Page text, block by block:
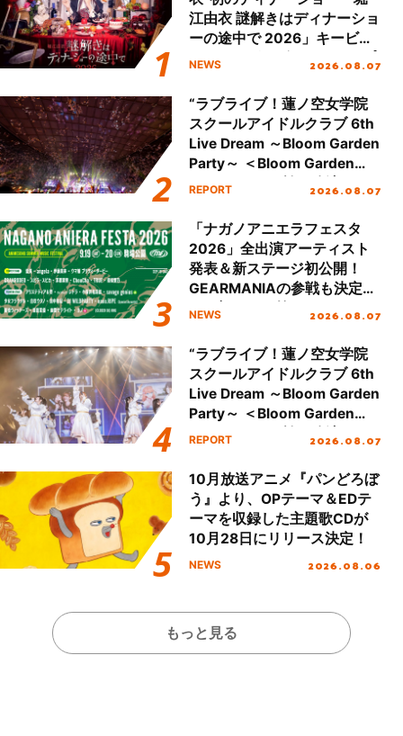
江由衣 謎解きはディナーショ
ーの途中で 2026」キービジ
ュアル＆グッズラインナップ
NEWS 2026.08.07
“ラブライブ！蓮ノ空女学院
スクールアイドルクラブ 6th
Live Dream ～Bloom Garden
Party～ ＜Bloom Garden
Party Stage／埼玉公演＞”
REPORT 2026.08.07
「ナガノアニエラフェスタ
2026」全出演アーティスト
発表＆新ステージ初公開！
GEARMANIAの参戦も決定
し、初となる第3ステージの
NEWS 2026.08.07
“ラブライブ！蓮ノ空女学院
スクールアイドルクラブ 6th
Live Dream ～Bloom Garden
Party～ ＜Bloom Garden
Party Stage／埼玉公演＞”
REPORT 2026.08.07
10月放送アニメ『パンどろぼ
う』より、OPテーマ＆EDテ
ーマを収録した主題歌CDが
10月28日にリリース決定！
NEWS 2026.08.06
もっと見る